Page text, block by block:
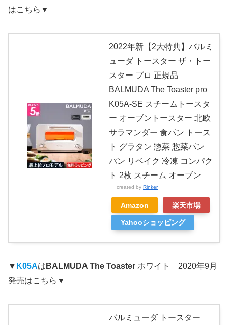
はこちら▼
2022年新【2大特典】バルミ
ューダ トースター ザ・トー
スター プロ 正規品
BALMUDA The Toaster pro
K05A-SE スチームトースタ
ー オーブントースター 北欧
サラマンダー 食パン トース
ト グラタン 惣菜 惣菜パン
パン リベイク 冷凍 コンパク
ト 2枚 スチーム オーブン
created by Rinker
Amazon 楽天市場
Yahooショッピング
▼ K05Aは BALMUDA The Toaster ホワイト 2020年9月
発売はこちら▼
バルミューダ トースター